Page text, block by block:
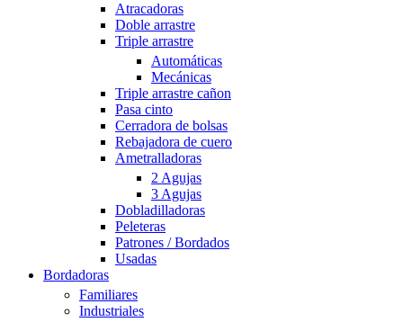
Atracadoras
Doble arrastre
Triple arrastre
Automáticas
Mecánicas
Triple arrastre cañon
Pasa cinto
Cerradora de bolsas
Rebajadora de cuero
Ametralladoras
2 Agujas
3 Agujas
Dobladilladoras
Peleteras
Patrones / Bordados
Usadas
Bordadoras
Familiares
Industriales